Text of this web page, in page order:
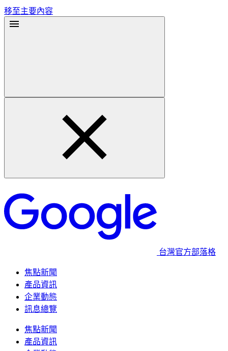
移至主要內容
台灣官方部落格
焦點新聞
產品資訊
企業動態
訊息總覽
焦點新聞
產品資訊